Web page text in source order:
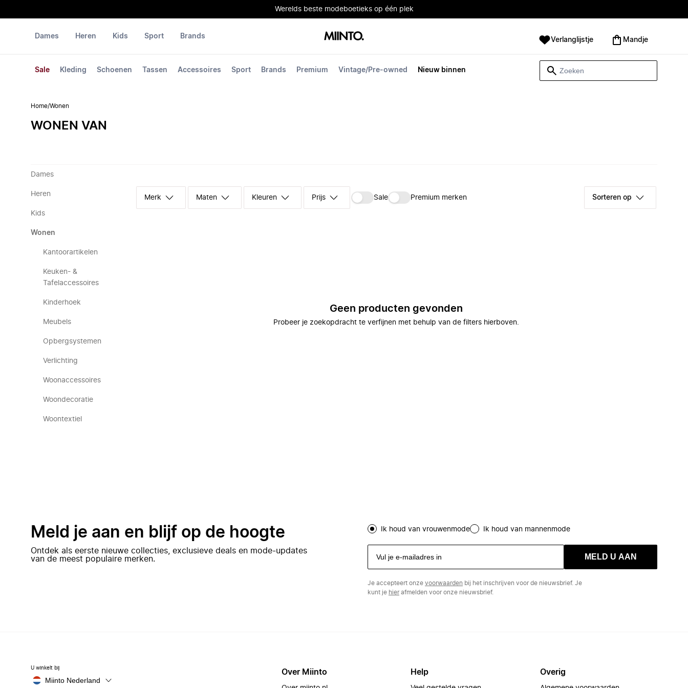
Werelds beste modeboetieks op één plek
Dames
Sale Kleding Schoenen Tassen Accessoires Sport Brands Premium Vintage/Pre-owned Nieuw binnen
Heren Kids Sport Brands Verlanglijstje Mandje
Home/Wonen
WONEN VAN
Dames
Heren
Kids
Wonen
Kantoorartikelen
Keuken- &
Tafelaccessoires
Kinderhoek
Meubels
Opbergsystemen
Verlichting
Woonaccessoires
Woondecoratie
Woontextiel
Merk Maten Kleuren Prijs Sale Premium merken Sorteren op
Geen producten gevonden
Probeer je zoekopdracht te verfijnen met behulp van de filters hierboven.
Meld je aan en blijf op de hoogte
Ontdek als eerste nieuwe collecties, exclusieve deals en mode-updates
van de meest populaire merken.
Ik houd van vrouwenmode Ik houd van mannenmode
MELD U AAN
Je accepteert onze voorwaarden bij het inschrijven voor de nieuwsbrief. Je
kunt je hierafmelden voor onze nieuwsbrief.
U winkelt bij
Miinto Nederland
Over Miinto Help Overig